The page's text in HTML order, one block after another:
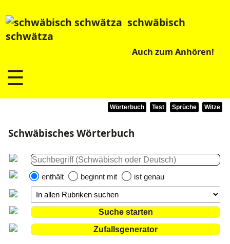
schwäbisch
schwätza
Auch zum Anhören!
☰
Wörterbuch Test Sprüche Witze
Schwäbisches Wörterbuch
enthält beginnt mit ist genau